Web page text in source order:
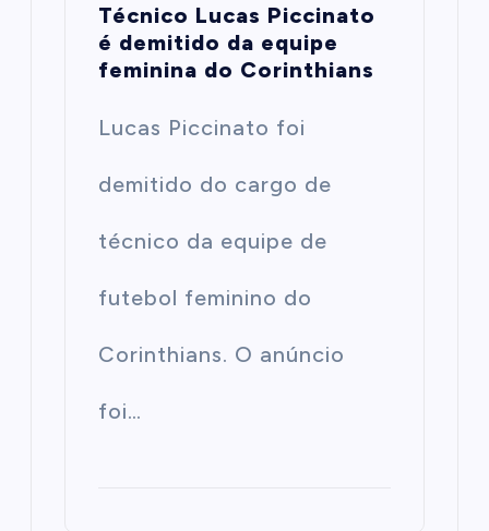
Técnico Lucas Piccinato
é demitido da equipe
feminina do Corinthians
Lucas Piccinato foi
demitido do cargo de
técnico da equipe de
futebol feminino do
Corinthians. O anúncio
foi…